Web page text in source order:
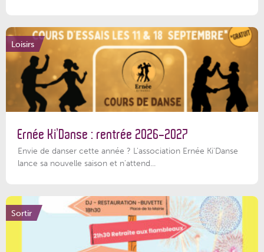
Loisirs
Ernée Ki’Danse : rentrée 2026-2027
Envie de danser cette année ? L'association Ernée Ki'Danse
lance sa nouvelle saison et n'attend...
Sortir